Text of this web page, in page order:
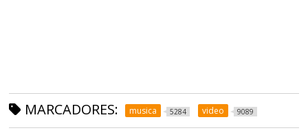
MARCADORES: musica 5284 video 9089